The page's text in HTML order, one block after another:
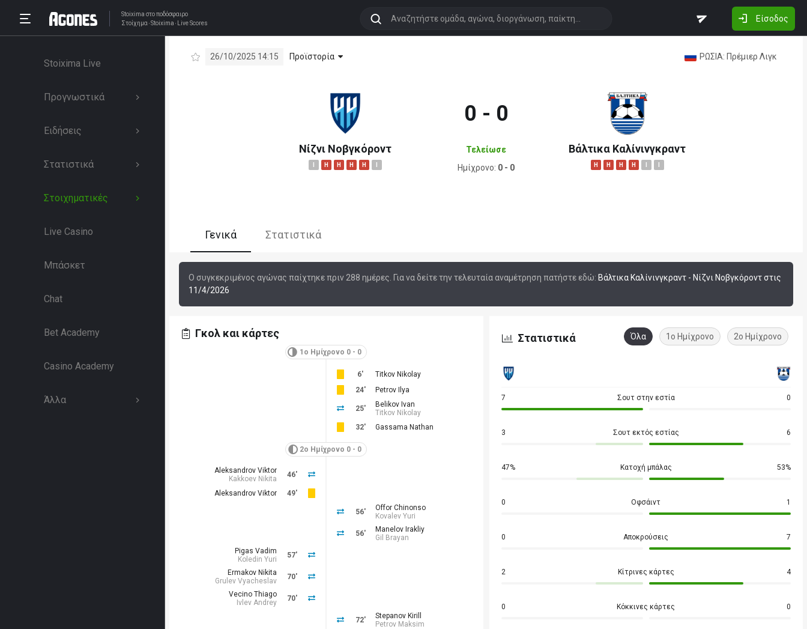
Stoixima στο ποδόσφαιρο
Στοίχημα Stoixima Live Scores Είσοδος
Stoixima Live
Προγνωστικά
Ειδήσεις
Στατιστικά
Στοιχηματικές
Live Casino
Μπάσκετ
Chat
Bet Academy
Casino Academy
Άλλα
26/10/2025 14:15 Προϊστορία ΡΩΣΙΑ: Πρέμιερ Λιγκ
Νίζνι Νοβγκόροντ
H H H H
0 - 0
Τελείωσε
Ημίχρονο: 0 - 0
Βάλτικα Καλίνινγκραντ
H H H H
Γενικά Στατιστικά
Ο συγκεκριμένος αγώνας παίχτηκε πριν 288 ημέρες. Για να δείτε την τελευταία αναμέτρηση πατήστε εδώ: Βάλτικα Καλίνινγκραντ - Νίζνι Νοβγκόροντ στις
11/4/2026
Γκολ και κάρτες
1ο Ημίχρονο 0 - 0
6'
Titkov Nikolay
24'
Petrov Ilya
25'
Belikov Ivan
Titkov Nikolay
32'
Gassama Nathan
2ο Ημίχρονο 0 - 0
46'
Aleksandrov Viktor
Kakkoev Nikita
49'
Aleksandrov Viktor
56'
Offor Chinonso
Kovalev Yuri
56'
Manelov Irakliy
Gil Brayan
57'
Pigas Vadim
Koledin Yuri
70'
Ermakov Nikita
Grulev Vyacheslav
70'
Vecino Thiago
Ivlev Andrey
72'
Stepanov Kirill
Petrov Maksim
Στατιστικά Όλα 1ο Ημίχρονο 2ο Ημίχρονο
7 Σουτ στην εστία 0
3 Σουτ εκτός εστίας 6
47% Κατοχή μπάλας 53%
0 Οφσάιντ 1
0 Αποκρούσεις 7
2 Κίτρινες κάρτες 4
0 Κόκκινες κάρτες 0